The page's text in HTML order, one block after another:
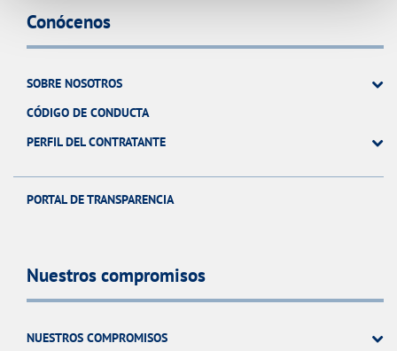
Conócenos
SOBRE NOSOTROS
CÓDIGO DE CONDUCTA
PERFIL DEL CONTRATANTE
PORTAL DE TRANSPARENCIA
Nuestros compromisos
NUESTROS COMPROMISOS